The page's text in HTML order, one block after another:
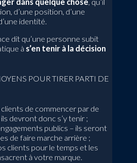
d’une position, d’une
identité.
dit qu’une personne subit
à s’en tenir à la décision
POUR TIRER PARTI DE
de commencer par de
devront donc s’y tenir ;
publics – ils seront
de faire marche arrière ;
clients pour le temps et les
à votre marque.